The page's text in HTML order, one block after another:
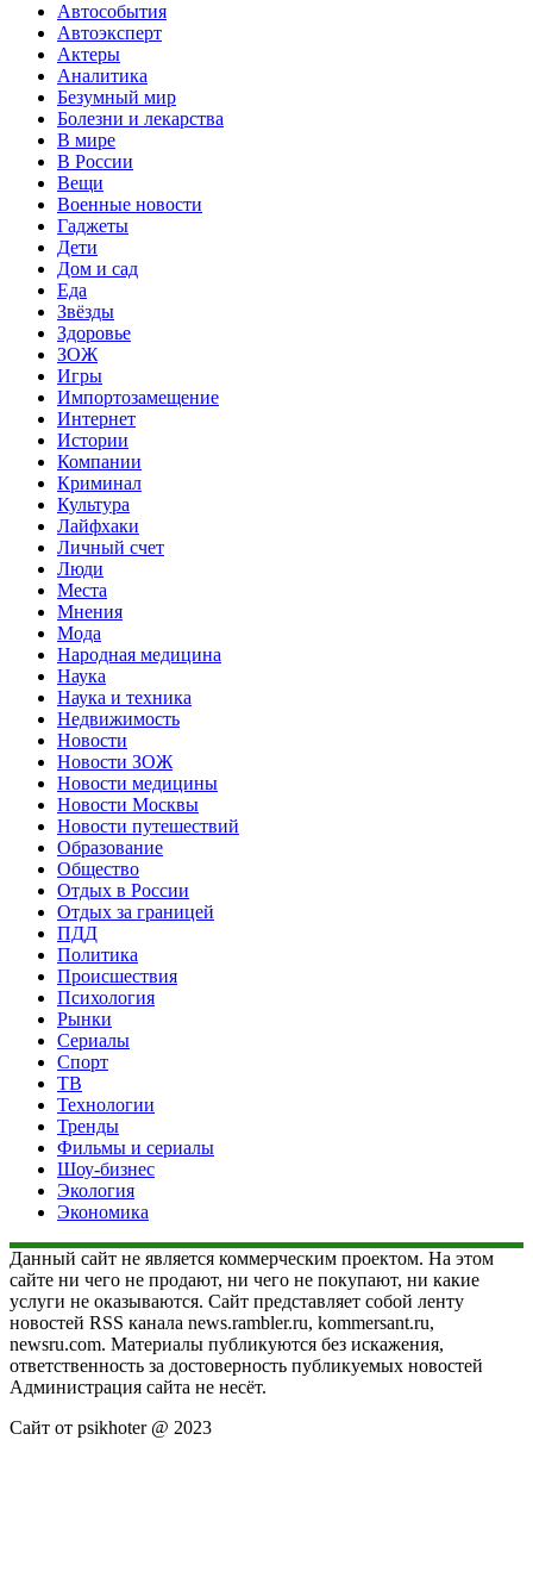
Автособытия
Автоэксперт
Актеры
Аналитика
Безумный мир
Болезни и лекарства
В мире
В России
Вещи
Военные новости
Гаджеты
Дети
Дом и сад
Еда
Звёзды
Здоровье
ЗОЖ
Игры
Импортозамещение
Интернет
Истории
Компании
Криминал
Культура
Лайфхаки
Личный счет
Люди
Места
Мнения
Мода
Народная медицина
Наука
Наука и техника
Недвижимость
Новости
Новости ЗОЖ
Новости медицины
Новости Москвы
Новости путешествий
Образование
Общество
Отдых в России
Отдых за границей
ПДД
Политика
Происшествия
Психология
Рынки
Сериалы
Спорт
ТВ
Технологии
Тренды
Фильмы и сериалы
Шоу-бизнес
Экология
Экономика
Данный сайт не является коммерческим проектом. На этом
сайте ни чего не продают, ни чего не покупают, ни какие
услуги не оказываются. Сайт представляет собой ленту
новостей RSS канала news.rambler.ru, kommersant.ru,
newsru.com. Материалы публикуются без искажения,
ответственность за достоверность публикуемых новостей
Администрация сайта не несёт.
Сайт от psikhoter @ 2023